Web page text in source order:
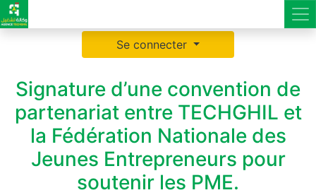
Se connecter
Signature d’une convention de
partenariat entre TECHGHIL et
la Fédération Nationale des
Jeunes Entrepreneurs pour
soutenir les PME.